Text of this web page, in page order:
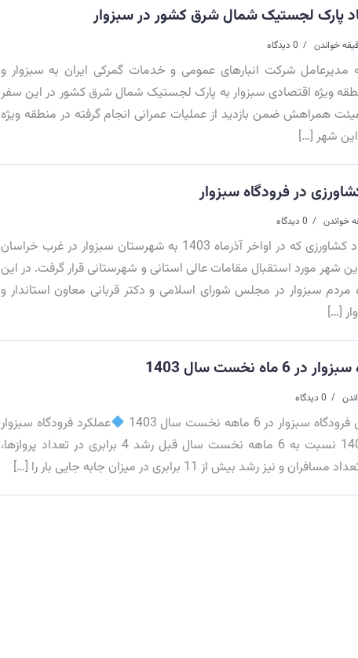
پارک لجستیک شمال شرق کشور در سبزوار
خواندن 0 دیدگاه
شرکت انبارهای عمومی و خدمات گمرکی ایران به سبزوار و
ویژه اقتصادی سبزوار به پارک لجستیک شمال شرق کشور در این سفر
همراهش ضمن بازدید از عملیات عمرانی انجام گرفته در منطقه ویژه
این شهر […]
در فرودگاه سبزوار
خواندن 0 دیدگاه
علیرضا نوری قزلجه وزیر جهاد کشاورزی که در اواخر آذرماه 1403 به شهرستان سبزوار در غرب خراسان
شهر مورد استقبال مقامات عالی استانی و شهرستانی قرار گرفت. در این
مردم سبزوار در مجلس شورای اسلامی و دکتر قربانی معاون استاندار و
[…]
نخست سال 1403
0 دیدگاه
در 6 ماهه نخست سال 1403
عملکرد فرودگاه سبزوار
در 6 ماهه نخست سال 1403 نسبت به 6 ماهه نخست سال قبل رشد 4 برابری در تعداد پروازها،